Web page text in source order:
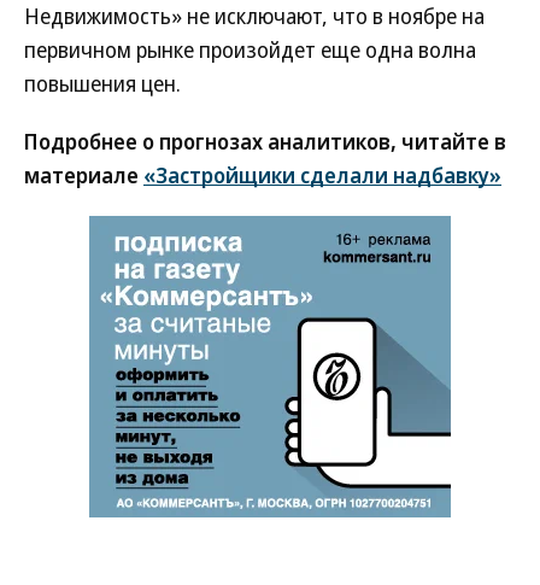
Недвижимость» не исключают, что в ноябре на
первичном рынке произойдет еще одна волна
повышения цен.
Подробнее о прогнозах аналитиков, читайте в
материале «Застройщики сделали надбавку»